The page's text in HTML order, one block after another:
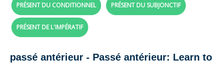
PRÉSENT DU CONDITIONNEL PRÉSENT DU SUBJONCTIF
PRÉSENT DE L'IMPÉRATIF
passé antérieur - Passé antérieur: Learn to